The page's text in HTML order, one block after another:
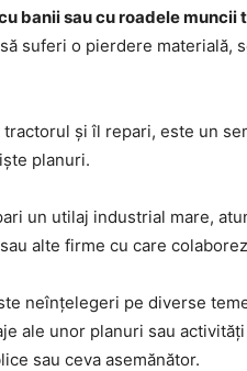
banii sau cu roadele muncii
suferi o pierdere materială,
și îl repari, este un
planuri.
un utilaj industrial mare,
sau alte firme cu care
neînțelegeri pe diverse
ale unor planuri sau
sau ceva asemănător.